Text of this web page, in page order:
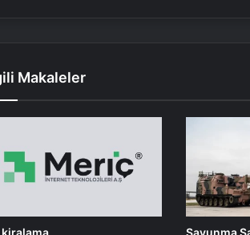
Makaleler
kiralama
Savunma